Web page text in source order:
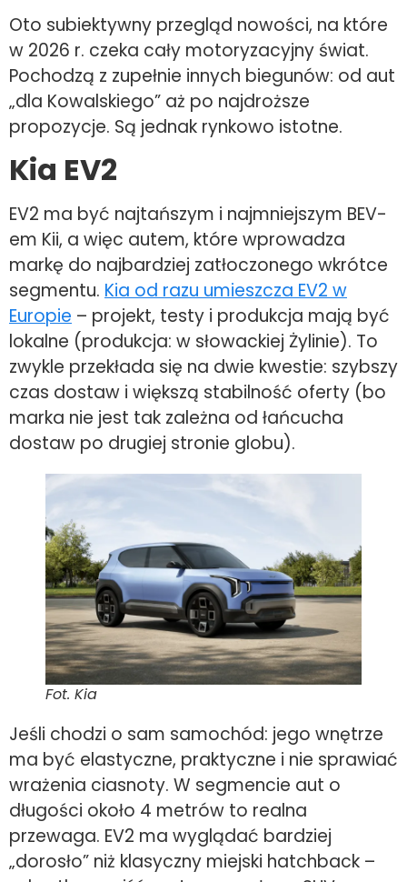
Oto subiektywny przegląd nowości, na które
w 2026 r. czeka cały motoryzacyjny świat.
Pochodzą z zupełnie innych biegunów: od aut
„dla Kowalskiego” aż po najdroższe
propozycje. Są jednak rynkowo istotne.
Kia EV2
EV2 ma być najtańszym i najmniejszym BEV-
em Kii, a więc autem, które wprowadza
markę do najbardziej zatłoczonego wkrótce
segmentu. Kia od razu umieszcza EV2 w
Europie – projekt, testy i produkcja mają być
lokalne (produkcja: w słowackiej Żylinie). To
zwykle przekłada się na dwie kwestie: szybszy
czas dostaw i większą stabilność oferty (bo
marka nie jest tak zależna od łańcucha
dostaw po drugiej stronie globu).
Fot. Kia
Jeśli chodzi o sam samochód: jego wnętrze
ma być elastyczne, praktyczne i nie sprawiać
wrażenia ciasnoty. W segmencie aut o
długości około 4 metrów to realna
przewaga. EV2 ma wyglądać bardziej
„dorosło” niż klasyczny miejski hatchback –